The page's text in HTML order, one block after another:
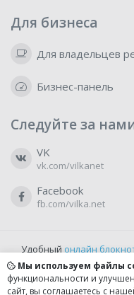
Для бизнеса
Для владельцев
Бизнес-панель
Следуйте за
VK
vk.com/vilkanet
Facebook
fb.com/vilka.net
Удобный онлайн
бесплатно и
Мы используем файлы
функциональности и
сайт, вы соглашаетесь с